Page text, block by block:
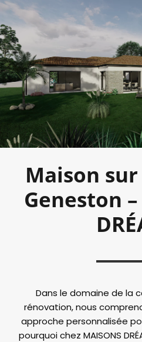
Maison
Geneston
Dans le domaine de la
rénovation, nous
approche personnalisée
pourquoi chez MAISONS